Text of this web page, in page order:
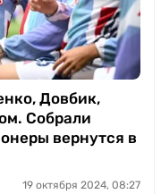
Довбик,
Собрали
вернутся в
19 октября 2024, 08:27